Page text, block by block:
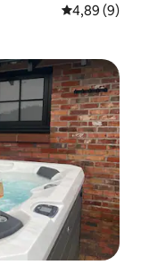
Note
4,89 (9)